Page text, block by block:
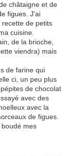
châtaigne et de
figues. J'ai
de petits
cuisine.
de la brioche,
viendra) mais
de farine qui
ci, un peu plus
de chocolat
avec des
avec la
de figues.
mes